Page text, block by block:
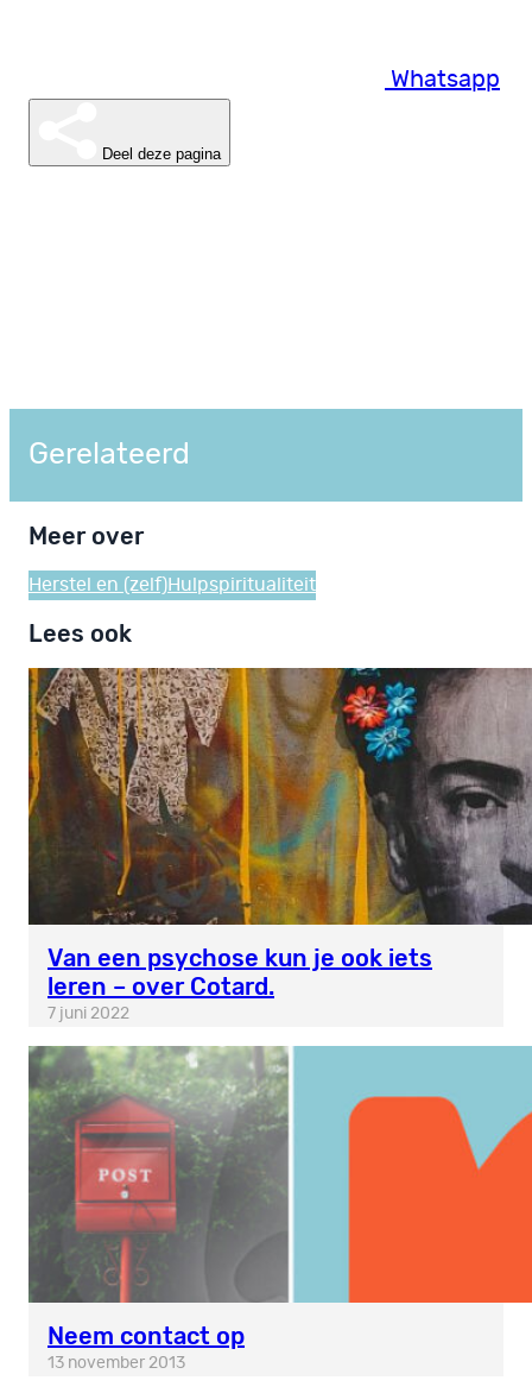
Whatsapp
Deel deze pagina
Gerelateerd
Meer over
Herstel en (zelf)Hulpspiritualiteit
Lees ook
Van een psychose kun je ook iets
leren – over Cotard.
7 juni 2022
Neem contact op
13 november 2013